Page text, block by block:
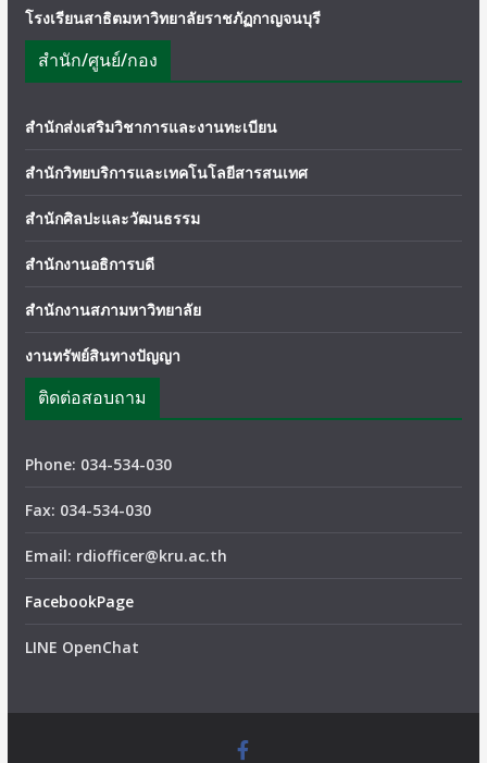
โรงเรียนสาธิตมหาวิทยาลัยราชภัฏกาญจนบุรี
สำนัก/ศูนย์/กอง
สำนักส่งเสริมวิชาการและงานทะเบียน
สำนักวิทยบริการและเทคโนโลยีสารสนเทศ
สำนักศิลปะและวัฒนธรรม
สำนักงานอธิการบดี
สำนักงานสภามหาวิทยาลัย
งานทรัพย์สินทางปัญญา
ติดต่อสอบถาม
Phone: 034-534-030
Fax: 034-534-030
Email: rdiofficer@kru.ac.th
FacebookPage
LINE OpenChat